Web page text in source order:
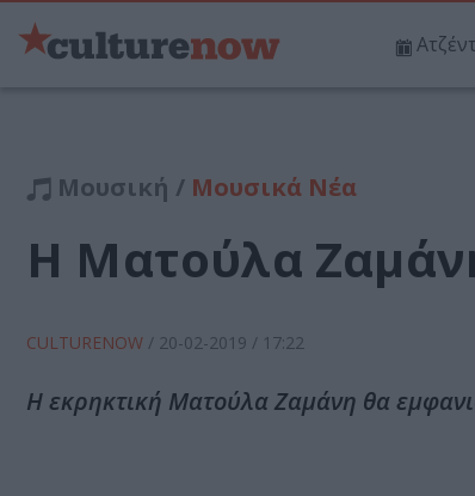
Μουσική / Μουσικά Νέα
Η Ματούλα
CULTURENOW / 20-02-2019 / 17:22
Η εκρηκτική Mατούλα Ζαμάνη θα